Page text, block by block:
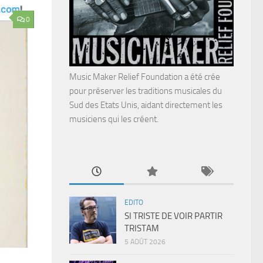
0
Music Maker Relief Foundation a été crée
pour préserver les traditions musicales du
Sud des Etats Unis, aidant directement les
musiciens qui les créent.
EDITO
SI TRISTE DE VOIR PARTIR
TRISTAM
5 AOÛT 2026